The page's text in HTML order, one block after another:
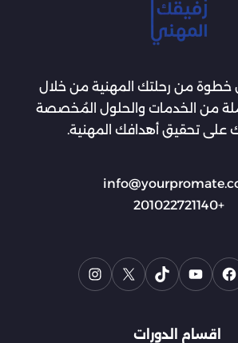
من رحلتك المهنية من خلال
من الخدمات والحلول المُخصصة
على تحقيق أهدافك المهنية.
+201022721140
اقسام الدورات